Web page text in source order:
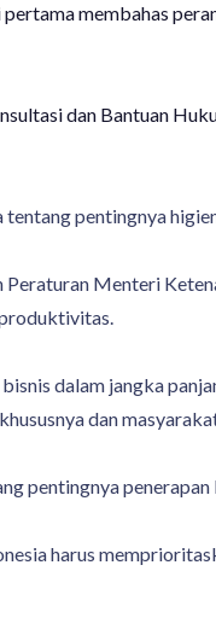
membahas
dan Bantuan
tentang pentingnya
Menteri
dalam jangka
dan
pentingnya
harus